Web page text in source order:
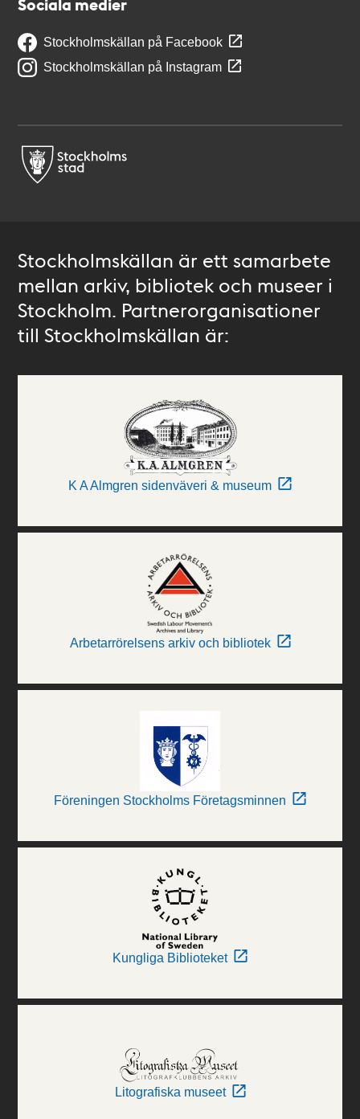
Sociala medier
Stockholmskällan på Facebook
Stockholmskällan på Instagram
Stockholmskällan är ett samarbete
mellan arkiv, bibliotek och museer i
Stockholm. Partnerorganisationer
till Stockholmskällan är:
K A Almgren sidenväveri & museum
Arbetarrörelsens arkiv och bibliotek
Föreningen Stockholms Företagsminnen
Kungliga Biblioteket
Litografiska museet